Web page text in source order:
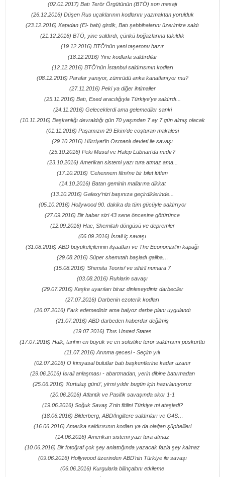
(02.01.2017) Batı Terör Örgütünün (BTÖ) son mesajı
(26.12.2016) Düşen Rus uçaklarının kodlarını yazmaktan yorulduk
(23.12.2016) Kapıdan (El- bab) girdik, Batı şebbihalarını üzerimize saldı
(21.12.2016) BTÖ, yine saldırdı, çünkü boğazlarına takıldık
(19.12.2016) BTÖ’nün yeni taşeronu hazır
(18.12.2016) Yine kodlarla saldırdılar
(12.12.2016) BTÖ'nün İstanbul saldırısının kodları
(08.12.2016) Paralar yanıyor, zümrüdü anka kanatlanıyor mu?
(27.11.2016) Peki ya diğer ihtimaller
(25.11.2016) Batı, Esed aracılığıyla Türkiye'ye saldırdı...
(24.11.2016) Geleceklerdi ama gelemediler sanki
(10.11.2016) Başkanlığı devraldığı gün 70 yaşından 7 ay 7 gün almış olacak
(01.11.2016) Paşamızın 29 Ekim’de coşturan makalesi
(29.10.2016) Hürriyet’in Osmanlı devleti ile savaşı
(25.10.2016) Peki Musul ve Halep Lübnan'da mıdır?
(23.10.2016) Amerikan sistemi yazı tura atmaz ama...
(17.10.2016) ‘Cehennem filmi’ne bir bilet lütfen
(14.10.2016) Batan geminin mallarına dikkat
(13.10.2016) Galaxy’nizi başınıza geçirdiklerinde...
(05.10.2016) Hollywood 90. dakika da tüm gücüyle saldırıyor
(27.09.2016) Bir haber sizi 43 sene öncesine götürünce
(12.09.2016) Hac, Shemitah döngüsü ve depremler
(06.09.2016) İsrail iç savaşı
(31.08.2016) ABD büyükelçilerinin ifşaatları ve The Economist’in kapağı
(29.08.2016) Süper shemıtah başladı galiba…
(15.08.2016) ‘Shemita Teorisi’ ve sihirli numara 7
(03.08.2016) Ruhlarin savaşı
(29.07.2016) Keşke uyarıları biraz dinleseydiniz darbeciler
(27.07.2016) Darbenin ezoterik kodları
(26.07.2016) Fark edemediniz ama balyoz darbe planı uygulandı
(21.07.2016) ABD darbeden haberdar değilmiş
(19.07.2016) Thıs Unıted States
(17.07.2016) Halk, tarihin en büyük ve en sofistike terör saldırısını püskürttü
(11.07.2016) Arınma gecesi - Seçim yılı
(02.07.2016) O kimyasal bulutlar batı başkentlerine kadar uzanır
(29.06.2016) İsrail anlaşması - abartmadan, yerin dibine batırmadan
(25.06.2016) ‘Kurtuluş günü’, yirmi yıldır bugün için hazırlanıyoruz
(20.06.2016) Atlantik ve Pasifik savaşında skor 1-1
(19.06.2016) Soğuk Savaş 2'nin fitilini Türkiye mi ateşledi?
(18.06.2016) Bilderberg, ABD/İngiltere saldırıları ve G4S…
(16.06.2016) Amerika saldırısının kodları ya da olağan şüphelileri
(14.06.2016) Amerikan sistemi yazı tura atmaz
(10.06.2016) Bir fotoğraf çok şey anlattığında yazacak fazla şey kalmaz
(09.06.2016) Hollywood üzerinden ABD’nin Türkiye ile savaşı
(06.06.2016) Kurgularla bilinçaltını etkileme